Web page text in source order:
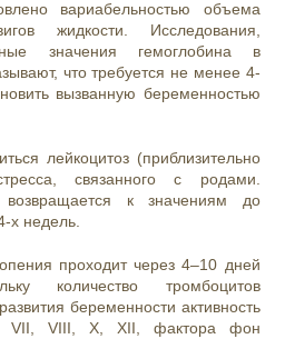
вариабельностью объема
жидкости. Исследования,
значения гемоглобина в
что требуется не менее 4-
вызванную беременностью
лейкоцитоз (приблизительно
связанного с родами.
возвращается к значениям до
х недель.
проходит через 4–10 дней
количество тромбоцитов
беременности активность
VII, VIII, X, XII, фактора фон